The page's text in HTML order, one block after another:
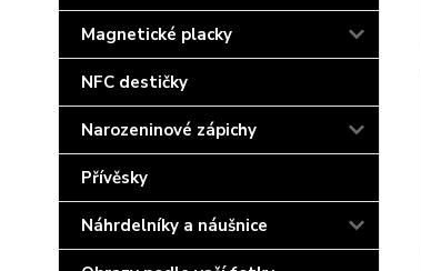
Magnetické placky
NFC destičky
Narozeninové zápichy
Přívěsky
Náhrdelníky a náušnice